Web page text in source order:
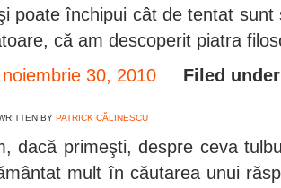
poate închipui cât de tentat
că am descoperit piatra
noiembrie 30, 2010 Filed under
BY PATRICK CĂLINESCU
dacă primeşti, despre ceva
mult în căutarea unui